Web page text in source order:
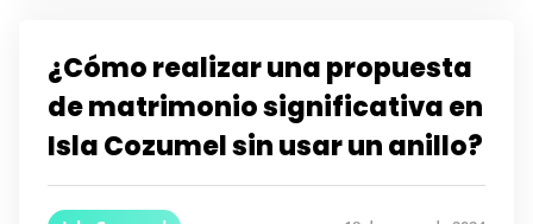
¿Cómo realizar una propuesta
de matrimonio significativa en
Isla Cozumel sin usar un anillo?